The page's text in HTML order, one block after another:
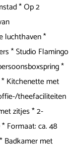
* Op 2
luchthaven *
* Studio Flamingo
*
Kitchenette met
theefaciliteiten
zitjes * 2-
Formaat: ca. 48
Badkamer met